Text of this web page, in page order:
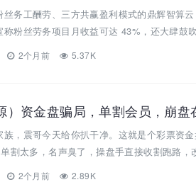
务工酬劳、三方共赢盈利模式的鼎辉智算
称粉丝劳务项目月收益可达 43%，还大肆鼓
2个月前 5.37K
）资金盘骗局，单割会员，崩盘
，震哥今天给你扒干净。这就是个彩票资
割太多，名声臭了，操盘手直接收割跑路，
2个月前 2.89K